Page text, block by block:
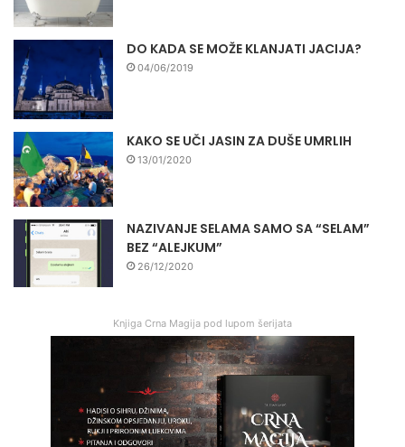
DO KADA SE MOŽE KLANJATI JACIJA?
04/06/2019
KAKO SE UČI JASIN ZA DUŠE UMRLIH
13/01/2020
NAZIVANJE SELAMA SAMO SA “SELAM”
BEZ “ALEJKUM”
26/12/2020
Knjiga Crna Magija pod lupom šerijata